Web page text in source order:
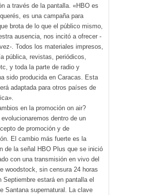
a través de la pantalla. «HBO es
es una campaña para
brota de lo que el público mismo,
ausencia, nos incitó a ofrecer -
. Todos los materiales impresos,
pública, revistas, periódicos,
y toda la parte de radio y
sido producida en Caracas. Esta
adaptada para otros países de
en la promoción on air?
evolucionaremos dentro de un
de promoción y de
El cambio más fuerte es la
de la señal HBO Plus que se inició
con una transmisión en vivo del
woodstock, sin censura 24 horas
Septiembre estará en pantalla el
Santana supernatural. La clave